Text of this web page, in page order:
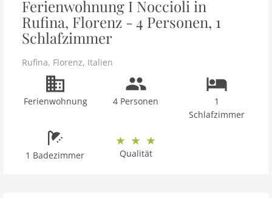
Ferienwohnung I Noccioli in
Rufina, Florenz - 4 Personen, 1
Schlafzimmer
Rufina, Florenz, Italien
Ferienwohnung 4 Personen
1
Schlafzimmer
1 Badezimmer Qualität